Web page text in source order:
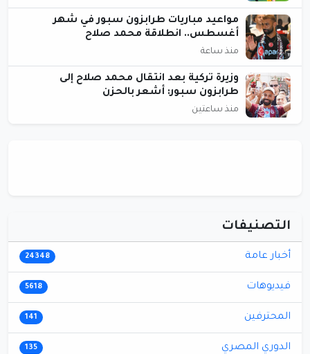
مواعيد مباريات طرابزون سبور في شهر
أغسطس.. انطلاقة محمد صلاح
منذ ساعة
وزيرة تركية بعد انتقال محمد صلاح إلى
طرابزون سبور: أشعر بالحزن
منذ ساعتين
التصنيفات
أخبار عامة 24348
فيديوهات 5618
المحترفين 141
الدوري المصري 135